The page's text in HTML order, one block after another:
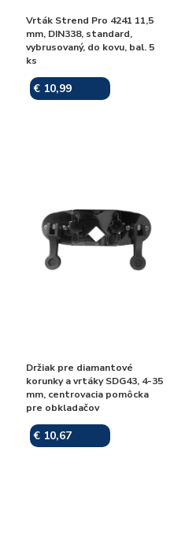
Vrták Strend Pro 4241 11,5
mm, DIN338, standard,
vybrusovaný, do kovu, bal. 5
ks
€ 10,99
Držiak pre diamantové
korunky a vrtáky SDG43, 4-35
mm, centrovacia pomôcka
pre obkladačov
€ 10,67